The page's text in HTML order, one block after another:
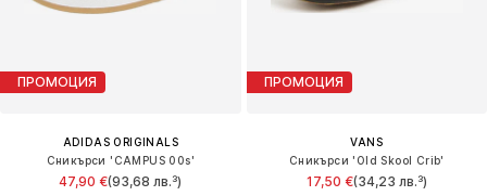
ПРОМОЦИЯ
ADIDAS ORIGINALS
Сникърси 'CAMPUS 00s'
47,90 €(93,68 лв.³)
ПРОМОЦИЯ
VANS
Сникърси 'Old Skool Crib'
17,50 €(34,23 лв.³)